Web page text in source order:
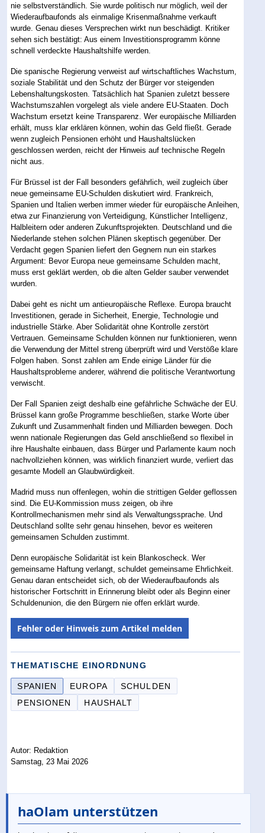
nie selbstverständlich. Sie wurde politisch nur möglich, weil der
Wiederaufbaufonds als einmalige Krisenmaßnahme verkauft
wurde. Genau dieses Versprechen wirkt nun beschädigt. Kritiker
sehen sich bestätigt: Aus einem Investitionsprogramm könne
schnell verdeckte Haushaltshilfe werden.
Die spanische Regierung verweist auf wirtschaftliches Wachstum,
soziale Stabilität und den Schutz der Bürger vor steigenden
Lebenshaltungskosten. Tatsächlich hat Spanien zuletzt bessere
Wachstumszahlen vorgelegt als viele andere EU-Staaten. Doch
Wachstum ersetzt keine Transparenz. Wer europäische Milliarden
erhält, muss klar erklären können, wohin das Geld fließt. Gerade
wenn zugleich Pensionen erhöht und Haushaltslücken
geschlossen werden, reicht der Hinweis auf technische Regeln
nicht aus.
Für Brüssel ist der Fall besonders gefährlich, weil zugleich über
neue gemeinsame EU-Schulden diskutiert wird. Frankreich,
Spanien und Italien werben immer wieder für europäische Anleihen,
etwa zur Finanzierung von Verteidigung, Künstlicher Intelligenz,
Halbleitern oder anderen Zukunftsprojekten. Deutschland und die
Niederlande stehen solchen Plänen skeptisch gegenüber. Der
Verdacht gegen Spanien liefert den Gegnern nun ein starkes
Argument: Bevor Europa neue gemeinsame Schulden macht,
muss erst geklärt werden, ob die alten Gelder sauber verwendet
wurden.
Dabei geht es nicht um antieuropäische Reflexe. Europa braucht
Investitionen, gerade in Sicherheit, Energie, Technologie und
industrielle Stärke. Aber Solidarität ohne Kontrolle zerstört
Vertrauen. Gemeinsame Schulden können nur funktionieren, wenn
die Verwendung der Mittel streng überprüft wird und Verstöße klare
Folgen haben. Sonst zahlen am Ende einige Länder für die
Haushaltsprobleme anderer, während die politische Verantwortung
verwischt.
Der Fall Spanien zeigt deshalb eine gefährliche Schwäche der EU.
Brüssel kann große Programme beschließen, starke Worte über
Zukunft und Zusammenhalt finden und Milliarden bewegen. Doch
wenn nationale Regierungen das Geld anschließend so flexibel in
ihre Haushalte einbauen, dass Bürger und Parlamente kaum noch
nachvollziehen können, was wirklich finanziert wurde, verliert das
gesamte Modell an Glaubwürdigkeit.
Madrid muss nun offenlegen, wohin die strittigen Gelder geflossen
sind. Die EU-Kommission muss zeigen, ob ihre
Kontrollmechanismen mehr sind als Verwaltungssprache. Und
Deutschland sollte sehr genau hinsehen, bevor es weiteren
gemeinsamen Schulden zustimmt.
Denn europäische Solidarität ist kein Blankoscheck. Wer
gemeinsame Haftung verlangt, schuldet gemeinsame Ehrlichkeit.
Genau daran entscheidet sich, ob der Wiederaufbaufonds als
historischer Fortschritt in Erinnerung bleibt oder als Beginn einer
Schuldenunion, die den Bürgern nie offen erklärt wurde.
Fehler oder Hinweis zum Artikel melden
THEMATISCHE EINORDNUNG
SPANIEN EUROPA
SCHULDEN
PENSIONEN
HAUSHALT
Autor: Redaktion
Samstag, 23 Mai 2026
haOlam unterstützen